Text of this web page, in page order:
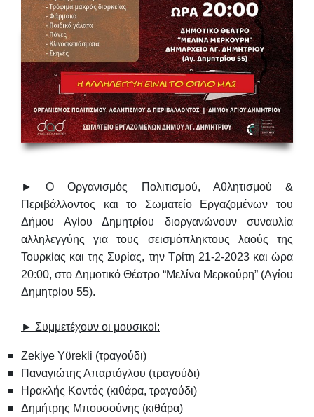
► Ο Οργανισμός Πολιτισμού, Αθλητισμού &
Περιβάλλοντος και το Σωματείο Εργαζομένων του
Δήμου Αγίου Δημητρίου διοργανώνουν συναυλία
αλληλεγγύης για τους σεισμόπληκτους λαούς της
Τουρκίας και της Συρίας, την Τρίτη 21-2-2023και ώρα
20:00, στο Δημοτικό Θέατρο “Μελίνα Μερκούρη” (Αγίου
Δημητρίου 55).
► Συμμετέχουν οι μουσικοί:
Zekiye Υϋrekli (τραγούδι)
Παναγιώτης Απαρτόγλου (τραγούδι)
Ηρακλής Κοντός (κιθάρα, τραγούδι)
Δημήτρης Μπουσούνης (κιθάρα)